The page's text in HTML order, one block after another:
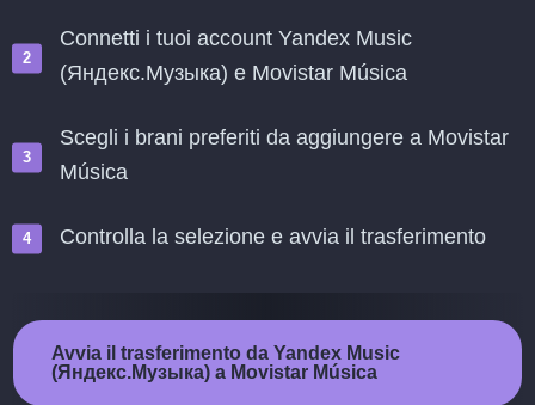
Connetti i tuoi account Yandex Music
(Яндекс.Музыка) e Movistar Música
Scegli i brani preferiti da aggiungere a Movistar
Música
Controlla la selezione e avvia il trasferimento
Avvia il trasferimento da Yandex Music
(Яндекс.Музыка) a Movistar Música